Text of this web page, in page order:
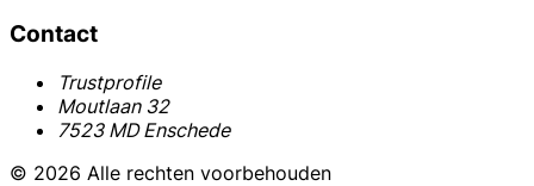
Contact
Trustprofile
Moutlaan 32
7523 MD Enschede
© 2026 Alle rechten voorbehouden